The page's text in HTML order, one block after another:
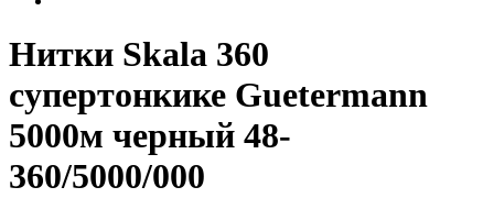
Нитки Skala 360
супертонкике Guetermann
5000м черный 48-
360/5000/000